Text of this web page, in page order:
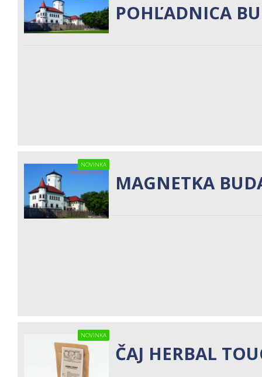
POHĽADNICA
NOVINKA
MAGNETKA
NOVINKA
ČAJ HERBAL